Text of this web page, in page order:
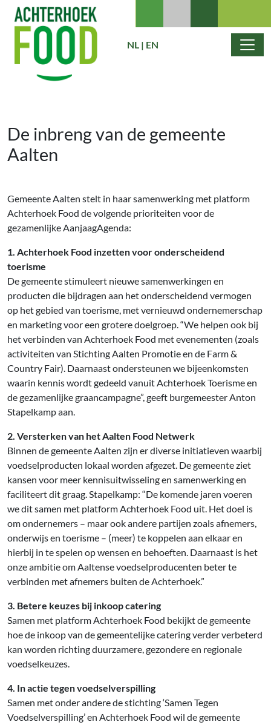
Ga naar de inhoud
Hoofdnavigatie
NL | EN
De inbreng van de gemeente
Aalten
Gemeente Aalten stelt in haar samenwerking met platform
Achterhoek Food de volgende prioriteiten voor de
gezamenlijke AanjaagAgenda:
1. Achterhoek Food inzetten voor onderscheidend
toerisme
De gemeente stimuleert nieuwe samenwerkingen en
producten die bijdragen aan het onderscheidend vermogen
op het gebied van toerisme, met vernieuwd ondernemerschap
en marketing voor een grotere doelgroep. “We helpen ook bij
het verbinden van Achterhoek Food met evenementen (zoals
activiteiten van Stichting Aalten Promotie en de Farm &
Country Fair). Daarnaast ondersteunen we bijeenkomsten
waarin kennis wordt gedeeld vanuit Achterhoek Toerisme en
de gezamenlijke graancampagne”, geeft burgemeester Anton
Stapelkamp aan.
2. Versterken van het Aalten Food Netwerk
Binnen de gemeente Aalten zijn er diverse initiatieven waarbij
voedselproducten lokaal worden afgezet. De gemeente ziet
kansen voor meer kennisuitwisseling en samenwerking en
faciliteert dit graag. Stapelkamp: “De komende jaren voeren
we dit samen met platform Achterhoek Food uit. Het doel is
om ondernemers – maar ook andere partijen zoals afnemers,
onderwijs en toerisme – (meer) te koppelen aan elkaar en
hierbij in te spelen op wensen en behoeften. Daarnaast is het
onze ambitie om Aaltense voedselproducenten beter te
verbinden met afnemers buiten de Achterhoek.”
3. Betere keuzes bij inkoop catering
Samen met platform Achterhoek Food bekijkt de gemeente
hoe de inkoop van de gemeentelijke catering verder verbeterd
kan worden richting duurzamere, gezondere en regionale
voedselkeuzes.
4. In actie tegen voedselverspilling
Samen met onder andere de stichting ‘Samen Tegen
Voedselverspilling’ en Achterhoek Food wil de gemeente